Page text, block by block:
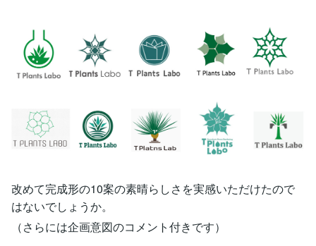
改めて完成形の10案の素晴らしさを実感いただけたので
はないでしょうか。
（さらには企画意図のコメント付きです）